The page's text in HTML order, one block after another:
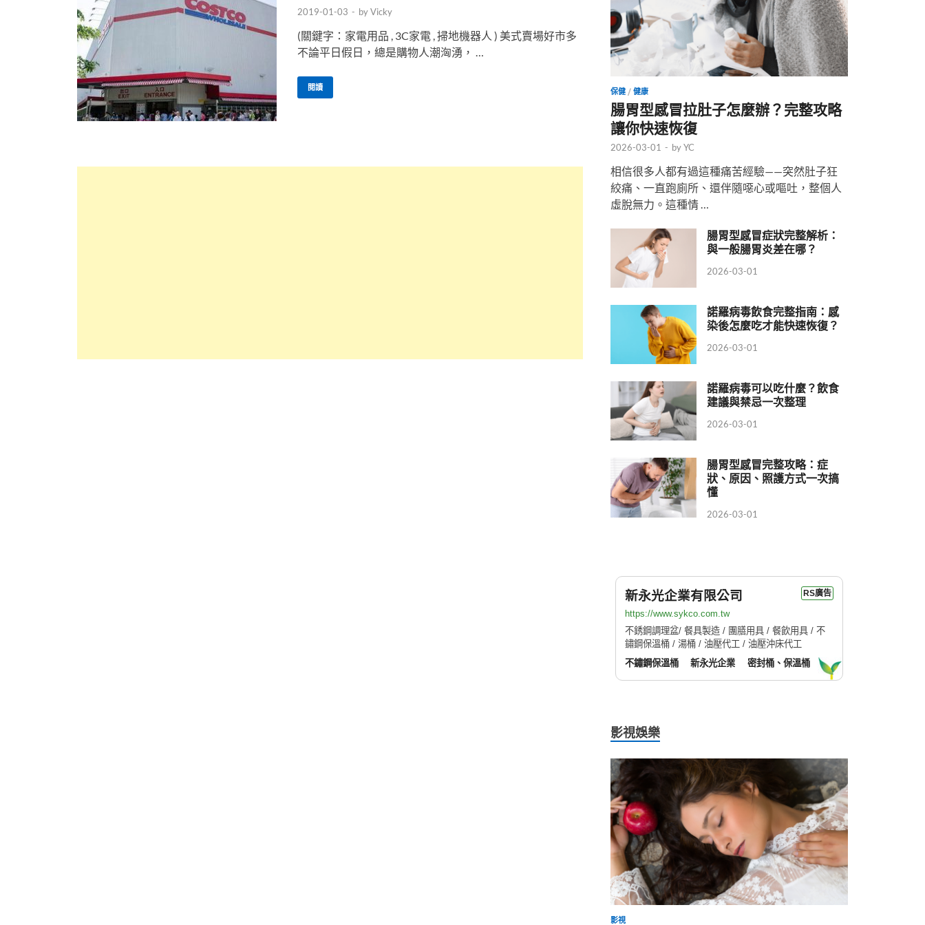
2019-01-03 - byVicky
(關鍵字：家電用品 , 3C家電 , 掃地機器人 ) 美式賣場好市多
不論平日假日，總是購物人潮洶湧， …
閱讀 保健 /健康
腸胃型感冒拉肚子怎麼辦？完整攻略
讓你快速恢復
2026-03-01 - byYC
相信很多人都有過這種痛苦經驗——突然肚子狂
絞痛、一直跑廁所、還伴隨噁心或嘔吐，整個人
虛脫無力。這種情 …
腸胃型感冒症狀完整解析：
與一般腸胃炎差在哪？
2026-03-01
諾羅病毒飲食完整指南：感
染後怎麼吃才能快速恢復？
2026-03-01
諾羅病毒可以吃什麼？飲食
建議與禁忌一次整理
2026-03-01
腸胃型感冒完整攻略：症
狀、原因、照護方式一次搞
懂
2026-03-01
新永光企業有限公司 RS廣告
https://www.sykco.com.tw
不銹鋼調理盆/ 餐具製造 / 團膳用具 / 餐飲用具 / 不
鏽鋼保溫桶 / 湯桶 / 油壓代工 / 油壓沖床代工
不鏽鋼保溫桶
新永光企業 密封桶、保溫桶
影視娛樂
影視